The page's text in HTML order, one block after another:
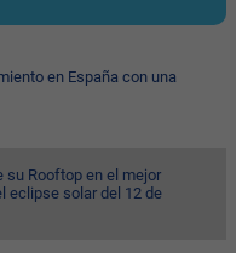
en España con una
su Rooftop en el mejor
eclipse solar del 12 de